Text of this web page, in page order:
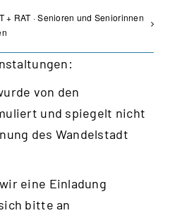
+ RAT · Senioren und Seniorinnen
von den
und spiegelt nicht
des Wandelstadt
eine Einladung
bitte an